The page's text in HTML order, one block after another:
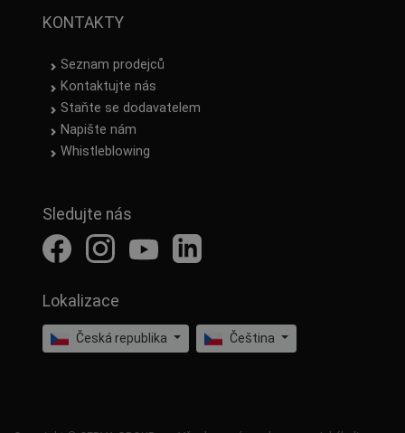
KONTAKTY
Seznam prodejců
Kontaktujte nás
Staňte se dodavatelem
Napište nám
Whistleblowing
Sledujte nás
Lokalizace
Česká republika Čeština